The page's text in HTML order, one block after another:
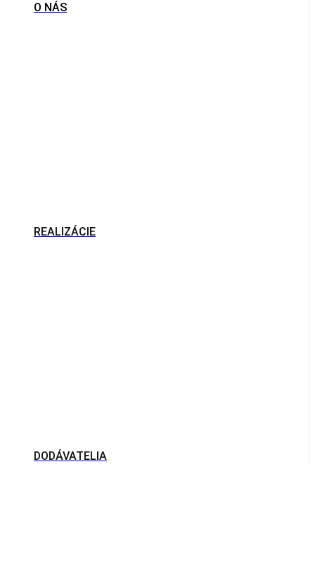
O NÁS
REALIZÁCIE
DODÁVATELIA